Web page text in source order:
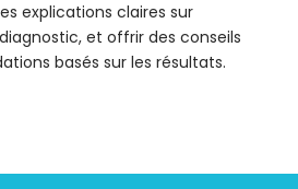
explications claires sur
et offrir des conseils
basés sur les résultats.